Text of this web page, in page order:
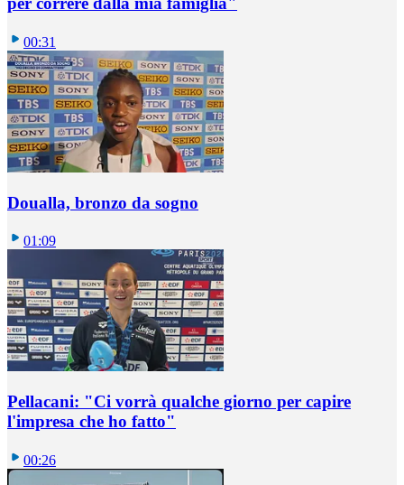
00:31
Doualla, bronzo da sogno
01:09
Pellacani: "Ci vorrà qualche giorno per capire
l'impresa che ho fatto"
00:26